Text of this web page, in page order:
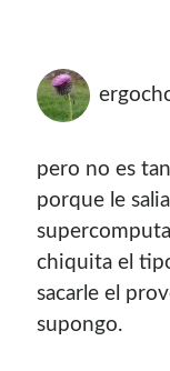
monetizar tu
pero no es
porque le
chiquita el
sacarle el
supongo.